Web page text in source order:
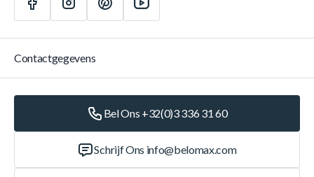
Contactgegevens
Bel Ons +32(0)3 336 31 60
Schrijf Ons info@belomax.com